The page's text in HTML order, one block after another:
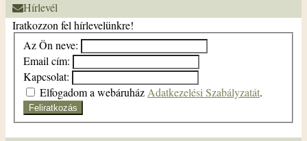
Hírlevél
Iratkozzon fel hírlevelünkre!
Az Ön neve:
Email cím:
Kapcsolat:
Elfogadom a webáruház Adatkezelési Szabályzatát.
Feliratkozás